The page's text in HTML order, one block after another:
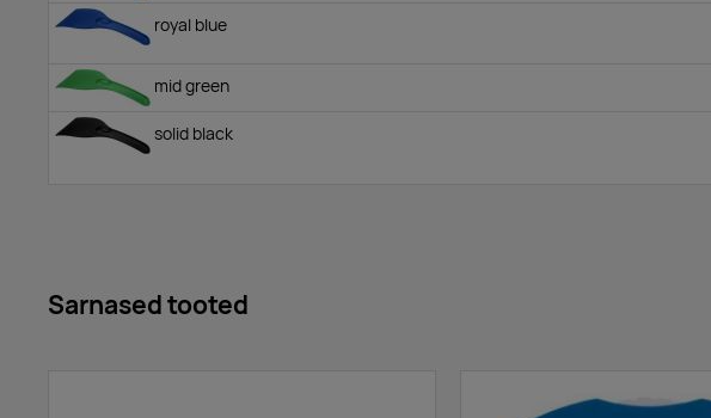
royal blue
mid green
solid black
Sarnased tooted